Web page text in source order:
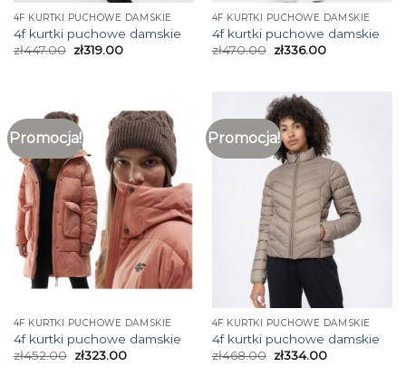
4F KURTKI PUCHOWE DAMSKIE
4f kurtki puchowe damskie
zł447.00 zł319.00
4F KURTKI PUCHOWE DAMSKIE
4f kurtki puchowe damskie
zł470.00 zł336.00
Promocja!
4F KURTKI PUCHOWE DAMSKIE
4f kurtki puchowe damskie
zł452.00 zł323.00
Promocja!
4F KURTKI PUCHOWE DAMSKIE
4f kurtki puchowe damskie
zł468.00 zł334.00